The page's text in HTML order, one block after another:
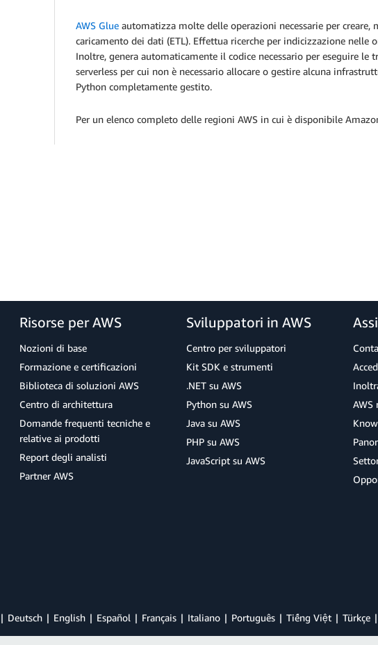
AWS Glue automatizza molte delle operazioni necessarie per
caricamento dei dati (ETL). Effettua ricerche per indicizzazione
Inoltre, genera automaticamente il codice necessario per eseguire
serverless per cui non è necessario allocare o gestire alcuna
Python completamente gestito.
Per un elenco completo delle regioni AWS in cui è disponibile
Risorse per AWS
Nozioni di base
Formazione e certificazioni
Biblioteca di soluzioni AWS
Centro di architettura
Domande frequenti tecniche e
relative ai prodotti
Report degli analisti
Partner AWS
Sviluppatori in AWS
Centro per sviluppatori
Kit SDK e strumenti
.NET su AWS
Python su AWS
Java su AWS
PHP su AWS
JavaScript su AWS
AWS
Deutsch English Español Français Italiano Português Tiếng Việt Türkçe